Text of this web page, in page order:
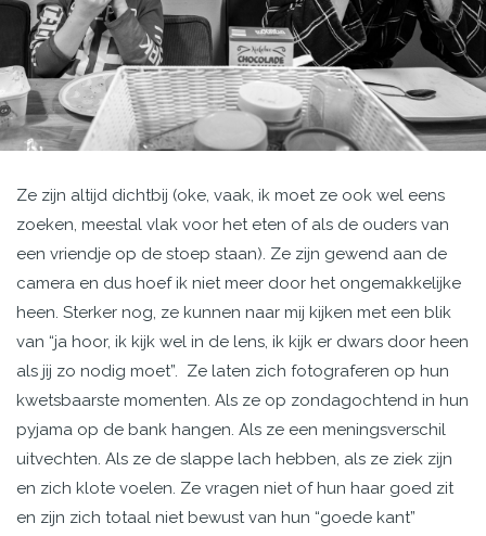
Ze zijn altijd dichtbij (oke, vaak, ik moet ze ook wel eens
zoeken, meestal vlak voor het eten of als de ouders van
een vriendje op de stoep staan). Ze zijn gewend aan de
camera en dus hoef ik niet meer door het ongemakkelijke
heen. Sterker nog, ze kunnen naar mij kijken met een blik
van “ja hoor, ik kijk wel in de lens, ik kijk er dwars door heen
als jij zo nodig moet”. Ze laten zich fotograferen op hun
kwetsbaarste momenten. Als ze op zondagochtend in hun
pyjama op de bank hangen. Als ze een meningsverschil
uitvechten. Als ze de slappe lach hebben, als ze ziek zijn
en zich klote voelen. Ze vragen niet of hun haar goed zit
en zijn zich totaal niet bewust van hun “goede kant”